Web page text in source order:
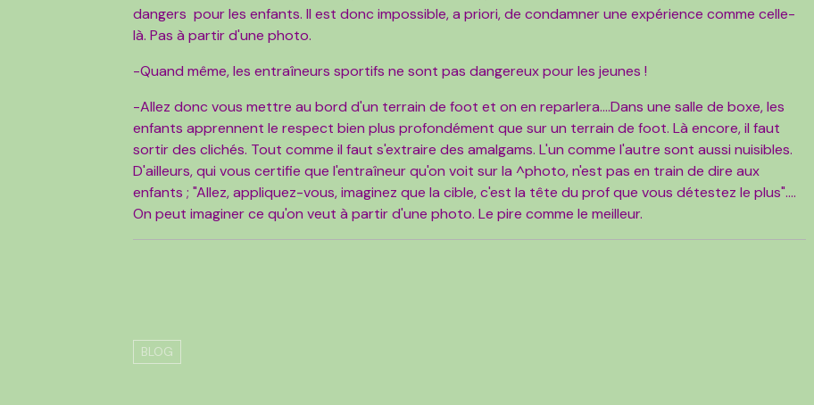
dangers pour les enfants. Il est donc impossible, a priori, de condamner une expérience comme celle-
là. Pas à partir d'une photo.
-Quand même, les entraîneurs sportifs ne sont pas dangereux pour les jeunes !
-Allez donc vous mettre au bord d'un terrain de foot et on en reparlera....Dans une salle de boxe, les
enfants apprennent le respect bien plus profondément que sur un terrain de foot. Là encore, il faut
sortir des clichés. Tout comme il faut s'extraire des amalgams. L'un comme l'autre sont aussi nuisibles.
D'ailleurs, qui vous certifie que l'entraîneur qu'on voit sur la ^photo, n'est pas en train de dire aux
enfants ; "Allez, appliquez-vous, imaginez que la cible, c'est la tête du prof que vous détestez le plus"....
On peut imaginer ce qu'on veut à partir d'une photo. Le pire comme le meilleur.
BLOG